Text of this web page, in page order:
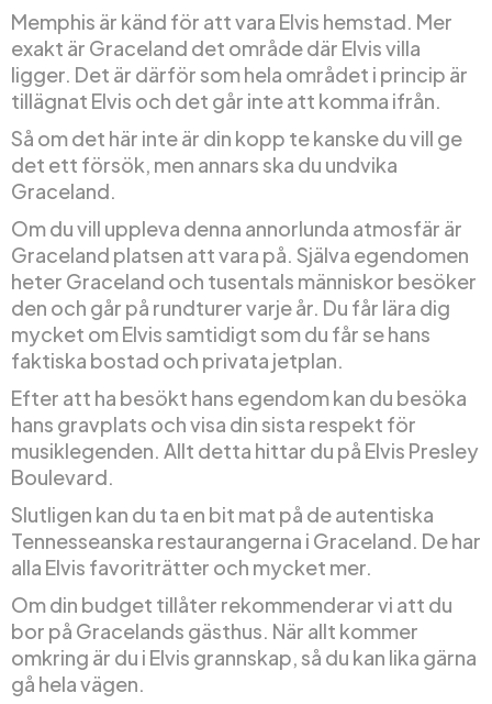
Memphis är känd för att vara Elvis hemstad. Mer
exakt är Graceland det område där Elvis villa
ligger. Det är därför som hela området i princip är
tillägnat Elvis och det går inte att komma ifrån.
Så om det här inte är din kopp te kanske du vill ge
det ett försök, men annars ska du undvika
Graceland.
Om du vill uppleva denna annorlunda atmosfär är
Graceland platsen att vara på. Själva egendomen
heter Graceland och tusentals människor besöker
den och går på rundturer varje år. Du får lära dig
mycket om Elvis samtidigt som du får se hans
faktiska bostad och privata jetplan.
Efter att ha besökt hans egendom kan du besöka
hans gravplats och visa din sista respekt för
musiklegenden. Allt detta hittar du på Elvis Presley
Boulevard.
Slutligen kan du ta en bit mat på de autentiska
Tennesseanska restaurangerna i Graceland. De har
alla Elvis favoriträtter och mycket mer.
Om din budget tillåter rekommenderar vi att du
bor på Gracelands gästhus. När allt kommer
omkring är du i Elvis grannskap, så du kan lika gärna
gå hela vägen.